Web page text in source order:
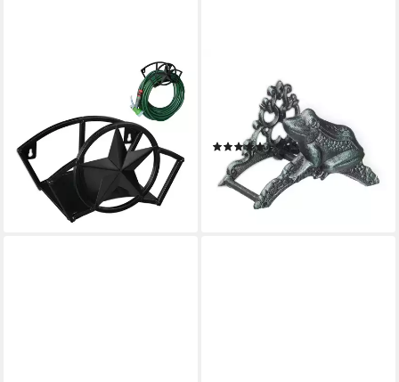
Schlauchhalter Wand,
(Einzelartikel, 1-tlg., 1x
Wasserschlauchhalterung)
19,99 € UVP 39,99 €
-50%
lieferbar - in 2-3 Werktagen bei dir
Schlauchhalterung Antiker
Schlauchhalter mit Frosch, (1-
teilig, 1-tlg., 1-teilig)
(1)
17,99 € UVP39,99 €
-55%
lieferbar - in 2-3 Werktagen bei dir